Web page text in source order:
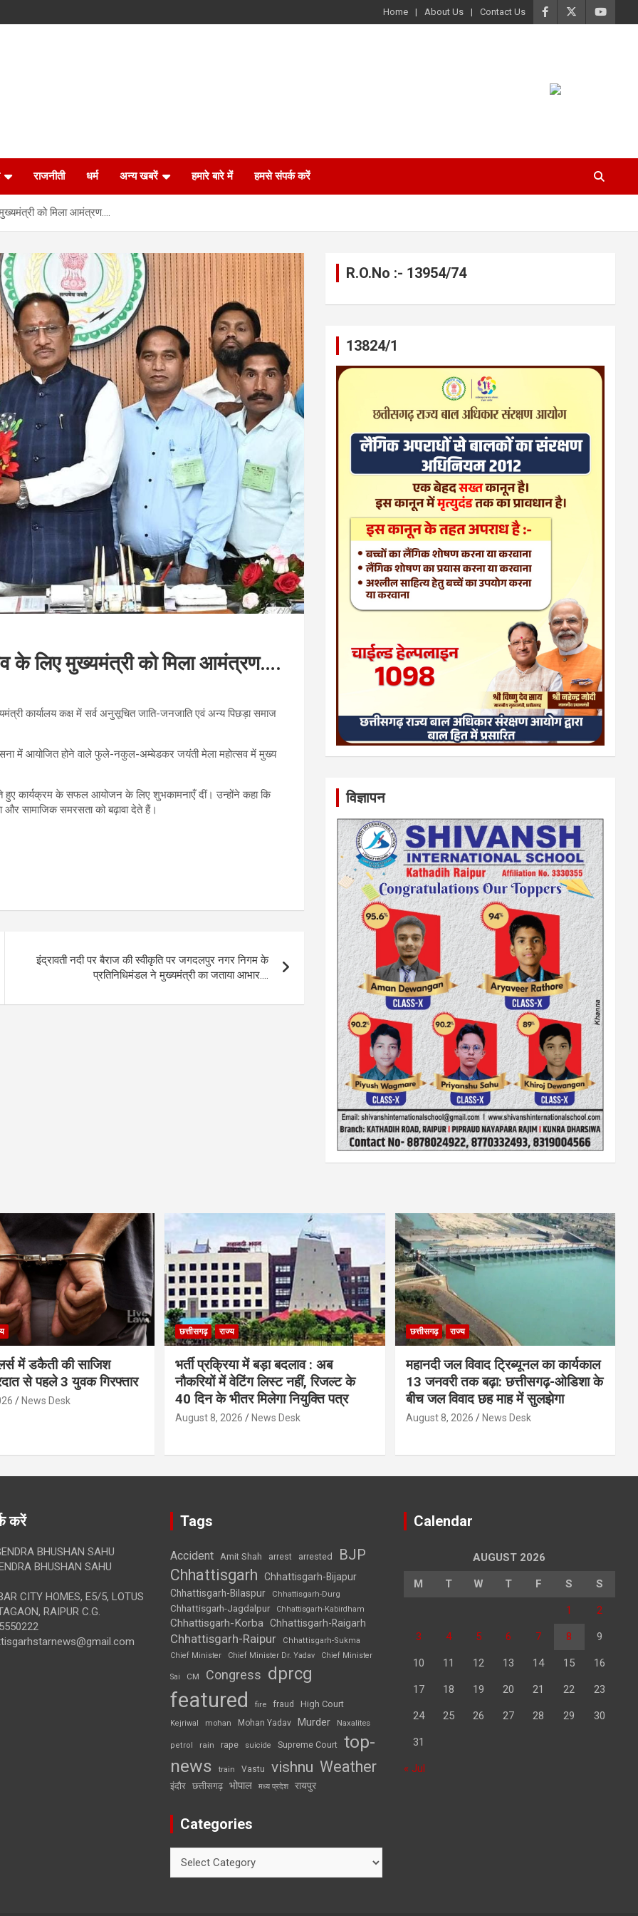
Home About Us Contact Us
राजनीती धर्म अन्य खबरें हमारे बारे में हमसे संपर्क करें
को मिला आमंत्रण….
लिए मुख्यमंत्री को मिला आमंत्रण….
कार्यालय कक्ष में सर्व अनुसूचित जाति-जनजाति एवं अन्य पिछड़ा समाज
में आयोजित होने वाले फुले-नकुल-अम्बेडकर जयंती मेला महोत्सव में मुख्य
कार्यक्रम के सफल आयोजन के लिए शुभकामनाएँ दीं। उन्होंने कहा कि
सामाजिक समरसता को बढ़ावा देते हैं।
इंद्रावती नदी पर बैराज की स्वीकृति पर जगदलपुर नगर निगम के
प्रतिनिधिमंडल ने मुख्यमंत्री का जताया आभार….
R.O.No :- 13954/74
13824/1
विज्ञापन
में डकैती की साजिश
से पहले 3 युवक गिरफ्तार
News Desk
छत्तीसगढ़ राज्य
भर्ती प्रक्रिया में बड़ा बदलाव : अब
नौकरियों में वेटिंग लिस्ट नहीं, रिजल्ट के
40 दिन के भीतर मिलेगा नियुक्ति पत्र
August 8, 2026 News Desk
छत्तीसगढ़ राज्य
महानदी जल विवाद ट्रिब्यूनल का कार्यकाल
13 जनवरी तक बढ़ा: छत्तीसगढ़-ओडिशा के
बीच जल विवाद छह माह में सुलझेगा
August 8, 2026 News Desk
करें
BHUSHAN SAHU
BHUSHAN SAHU
CITY HOMES, E5/5, LOTUS
RAIPUR C.G.
Tags
Accident Amit Shah arrest arrested BJP
Chhattisgarh
Chhattisgarh-Bijapur
Chhattisgarh-Bilaspur
Chhattisgarh-Durg
Chhattisgarh-Jagdalpur Chhattisgarh-Kabirdham
Chhattisgarh-Korba Chhattisgarh-Raigarh
Chhattisgarh-Raipur
Chhattisgarh-Sukma
Chief Minister
Chief Minister Dr. Yadav Chief Minister
Sai CM Congress dprcg
featured fire fraud High Court
Kejriwal mohan Mohan Yadav Murder Naxalites
petrol rain rape suicide Supreme Court top-
news
train Vastu vishnu Weather
इंदौर छत्तीसगढ़ भोपाल मध्य प्रदेश रायपुर
Categories
Calendar
AUGUST 2026
M T W T F S S
1 2
3 4 5 6 7 8 9
10 11 12 13 14 15 16
17 18 19 20 21 22 23
24 25 26 27 28 29 30
31
« Jul